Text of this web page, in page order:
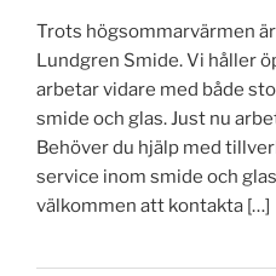
Trots högsommarvärmen
Lundgren Smide. Vi håller
arbetar vidare med både
smide och glas. Just nu
Behöver du hjälp med
service inom smide och
välkommen att kontakta […]